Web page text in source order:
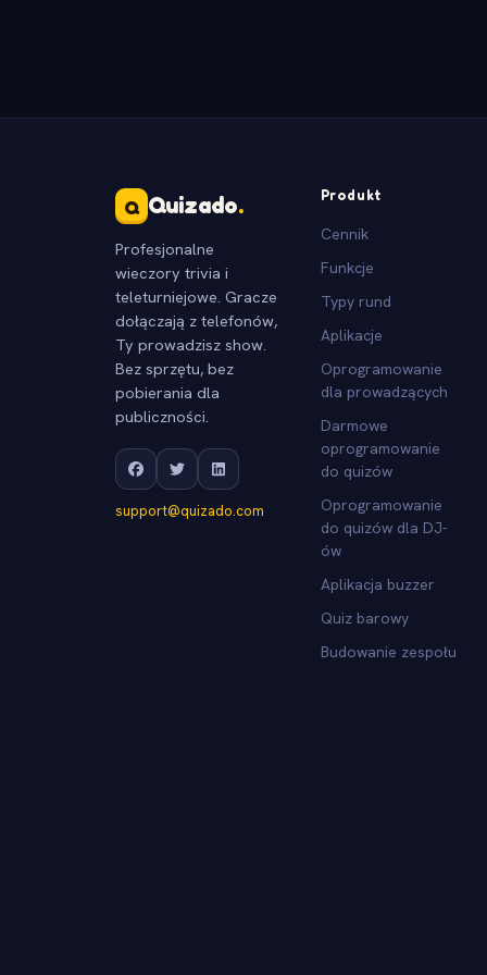
Q Quizado.
Profesjonalne
wieczory trivia i
teleturniejowe. Gracze
dołączają z telefonów,
Ty prowadzisz show.
Bez sprzętu, bez
pobierania dla
publiczności.
support@quizado.com
Produkt
Cennik
Funkcje
Typy rund
Aplikacje
Oprogramowanie
dla prowadzących
Darmowe
oprogramowanie
do quizów
Oprogramowanie
do quizów dla DJ-
ów
Aplikacja buzzer
Quiz barowy
Budowanie zespołu